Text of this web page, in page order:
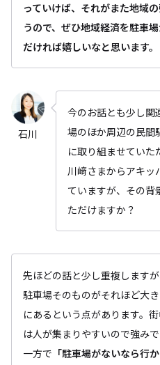
っていけば、それがまた地域
うので、ぜひ地域経済を駐車
だければ嬉しいなと思います。
石川
今のお話とも少し関
場のほか周辺の民間
に取り組ませていた
川﨑さまからアキッ
ていますが、その背
ただけますか？
先ほどの話と少し重複します
駐車場そのものがそれほど大
にあるという点があります。
は人が集まりやすいので強みで
一方で 「駐車場がないなら行